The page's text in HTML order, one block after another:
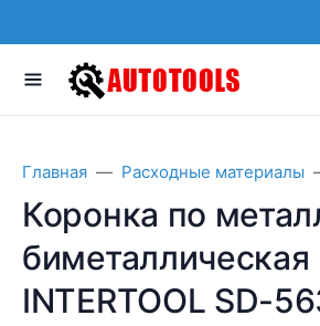
Главная Расходные материалы
Коронка по
INTERTOOL SD-